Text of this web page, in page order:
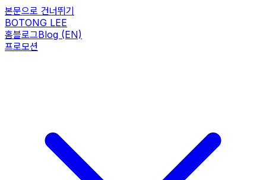
본문으로 건너뛰기
BOTONG LEE
홈블로그Blog (EN)
프로모션